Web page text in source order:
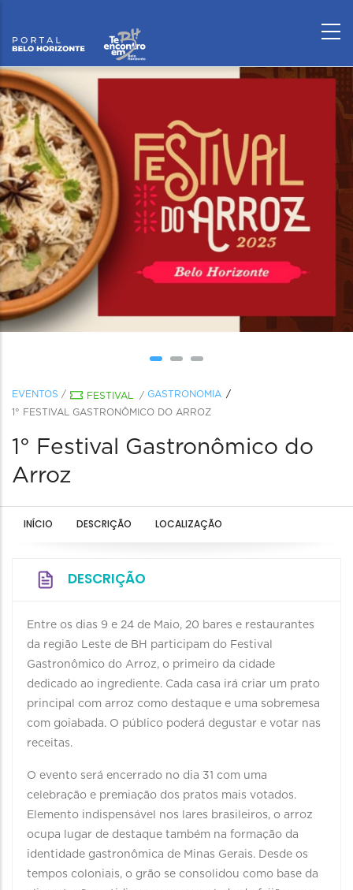
EVENTOS / FESTIVAL / GASTRONOMIA
1° FESTIVAL GASTRONÔMICO DO ARROZ
1° Festival Gastronômico do
Arroz
INÍCIO DESCRIÇÃO LOCALIZAÇÃO
DESCRIÇÃO
Entre os dias 9 e 24 de Maio, 20 bares e restaurantes
da região Leste de BH participam do Festival
Gastronômico do Arroz, o primeiro da cidade
dedicado ao ingrediente. Cada casa irá criar um prato
principal com arroz como destaque e uma sobremesa
com goiabada. O público poderá degustar e votar nas
receitas.
O evento será encerrado no dia 31 com uma
celebração e premiação dos pratos mais votados.
Elemento indispensável nos lares brasileiros, o arroz
ocupa lugar de destaque também na formação da
identidade gastronômica de Minas Gerais. Desde os
tempos coloniais, o grão se consolidou como base da